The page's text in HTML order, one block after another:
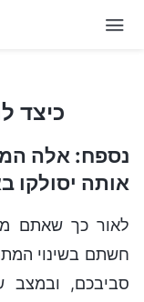
כיצד לחתור אל האמת (4)
כיצד
נספח: אלה
אותה יסולקו
לאור כך שאתם
חשתם בשינוי
סביבכם, ובמצב